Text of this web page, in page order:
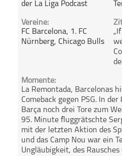
der La Liga Podcast
Vereine:
FC Barcelona, 1. FC
Nürnberg, Chicago Bulls
Momente:
La Remontada, Barcelonas
Comeback gegen PSG. In
Barça noch drei Tore zum
95. Minute fluggrätschte
mit der letzten Aktion des
und das Camp Nou war ein
Ungläubigkeit, des